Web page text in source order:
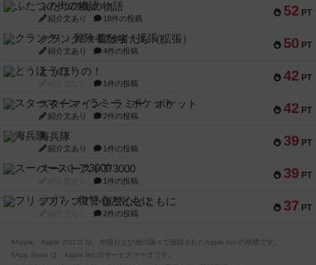
52 PT
ふたつの街の物語
紹介文あり 18件の投稿
50 PT
クランク! ：冒険者たち（拡張）
紹介文あり 4件の投稿
42 PT
とうほうの！
1件の投稿
42 PT
スターマイン・ラミー ポケット
紹介文あり 2件の投稿
39 PT
海兵隊
紹介文あり 1件の投稿
39 PT
スーパーストア3000
1件の投稿
37 PT
フリップ７：復讐心とともに
2件の投稿
※Apple、Apple のロゴ は、米国および他の国々で登録されたApple Inc.の商標です。
※App Store は、Apple Inc.のサービスマークです。